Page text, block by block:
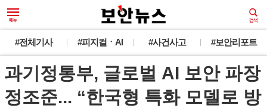
#전체기사 #피지컬ㆍAI #사건사고 #보안리포트
과기정통부, 글로벌 AI 보안 파장
정조준... “한국형 특화 모델로 방